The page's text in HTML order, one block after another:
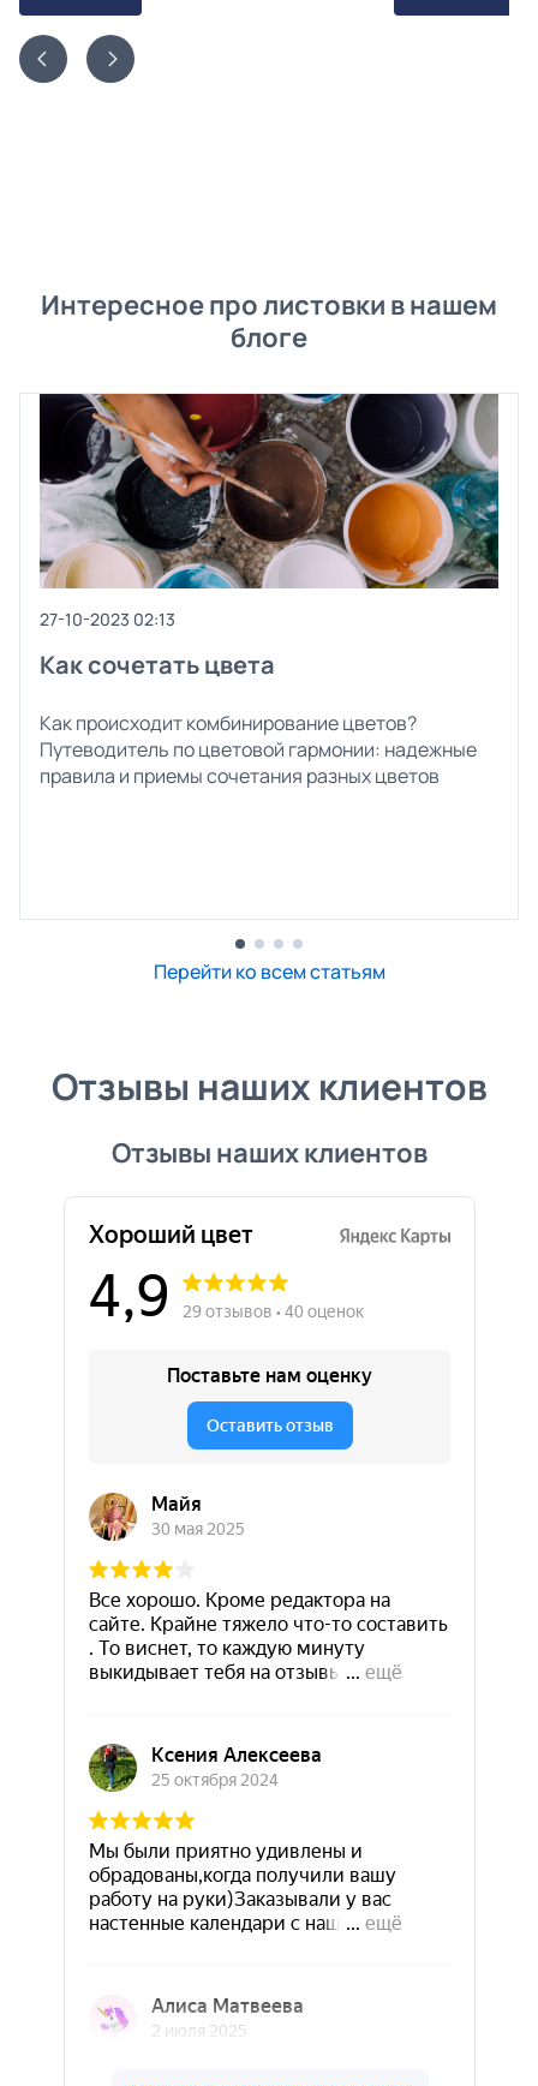
Интересное про листовки в нашем
блоге
27-10-2023 02:13
Как сочетать цвета
Как происходит комбинирование цветов?
Путеводитель по цветовой гармонии: надежные
правила и приемы сочетания разных цветов
Перейти ко всем статьям
Отзывы наших клиентов
Отзывы наших клиентов